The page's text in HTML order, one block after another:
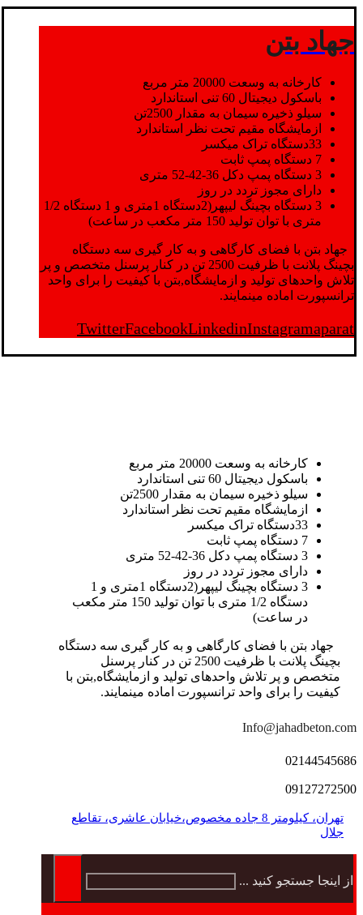
جهاد بتن
کارخانه به وسعت 20000 متر مربع
باسکول دیجیتال 60 تنی استاندارد
سیلو ذخیره سیمان به مقدار 2500تن
ازمایشگاه مقیم تحت نظر استاندارد
33دستگاه تراک میکسر
7 دستگاه پمپ ثابت
3 دستگاه پمپ دکل 36-42-52 متری
دارای مجوز تردد در روز
3 دستگاه بچینگ لیپهر(2دستگاه 1متری و 1 دستگاه 1/2
متری با توان تولید 150 متر مکعب در ساعت)
جهاد بتن با فضای کارگاهی و به کار گیری سه دستگاه
بچینگ پلانت با ظرفیت 2500 تن در کنار پرسنل متخصص و پر
تلاش واحدهای تولید و ازمایشگاه,بتن با کیفیت را برای واحد
ترانسپورت اماده مینمایند.
TwitterFacebookLinkedinInstagramaparat
کارخانه به وسعت 20000 متر مربع
باسکول دیجیتال 60 تنی استاندارد
سیلو ذخیره سیمان به مقدار 2500تن
ازمایشگاه مقیم تحت نظر استاندارد
33دستگاه تراک میکسر
7 دستگاه پمپ ثابت
3 دستگاه پمپ دکل 36-42-52 متری
دارای مجوز تردد در روز
3 دستگاه بچینگ لیپهر(2دستگاه 1متری و 1
دستگاه 1/2 متری با توان تولید 150 متر مکعب
در ساعت)
جهاد بتن با فضای کارگاهی و به کار گیری سه دستگاه
بچینگ پلانت با ظرفیت 2500 تن در کنار پرسنل
متخصص و پر تلاش واحدهای تولید و ازمایشگاه,بتن با
کیفیت را برای واحد ترانسپورت اماده مینمایند.
Info@jahadbeton.com
02144545686
09127272500
تهران، کیلومتر 8 جاده مخصوص،خیابان عاشری، تقاطع
جلال
از اینجا جستجو کنید ...